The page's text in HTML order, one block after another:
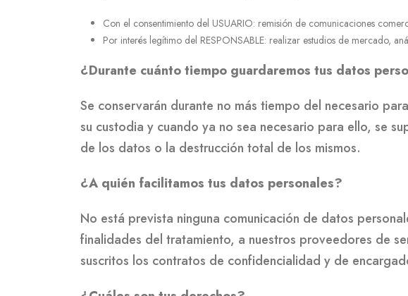
Con el consentimiento del USUARIO: remisión de comunicaciones
Por interés legítimo del RESPONSABLE: realizar estudios de mercado,
¿Durante cuánto tiempo guardaremos tus datos
Se conservarán durante no más tiempo del necesario
su custodia y cuando ya no sea necesario para ello, se
de los datos o la destrucción total de los mismos.
¿A quién facilitamos tus datos personales?
No está prevista ninguna comunicación de datos
finalidades del tratamiento, a nuestros proveedores de
suscritos los contratos de confidencialidad y de